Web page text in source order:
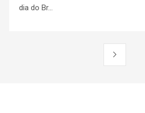
dia do Br...